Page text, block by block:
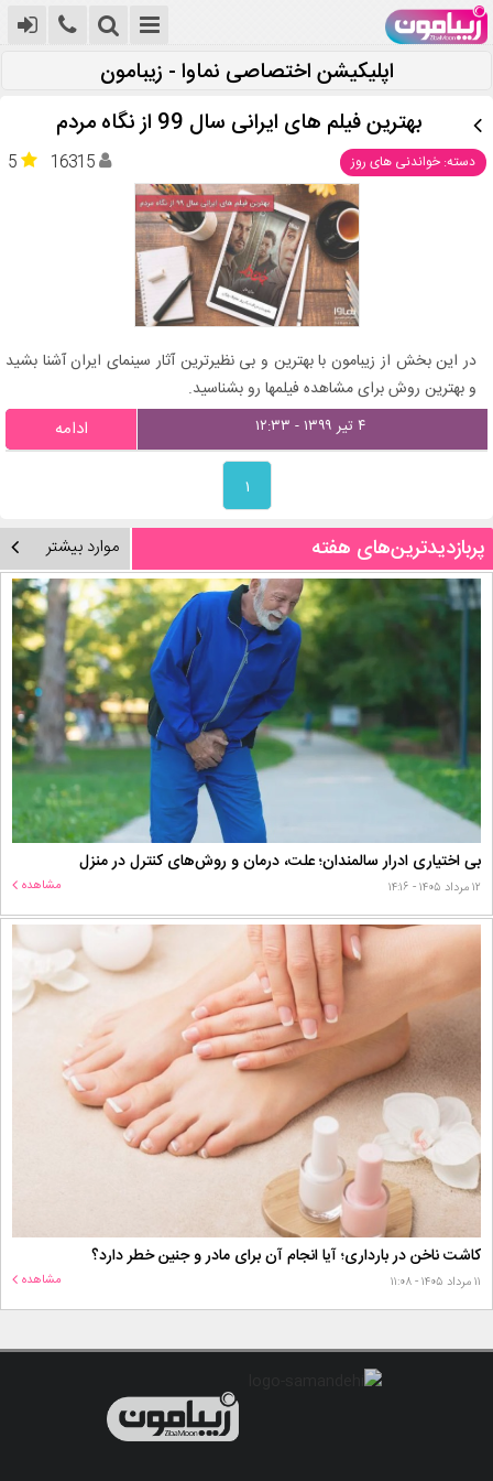
اپلیکیشن اختصاصی نماوا - زیبامون
بهترین فیلم های ایرانی سال 99 از نگاه مردم
دسته: خواندنی های روز 5 16315
در این بخش از زیبامون با بهترین و بی نظیرترین آثار سینمای ایران آشنا بشید
و بهترین روش برای مشاهده فیلمها رو بشناسید.
۴ تیر ۱۳۹۹ - ۱۲:۳۳ ادامه
۱
پربازدیدترین‌های هفته موارد بیشتر
بی اختیاری ادرار سالمندان؛ علت، درمان و روش‌های کنترل در منزل
۱۲ مرداد ۱۴۰۵ - ۱۴:۱۶ مشاهده
کاشت ناخن در بارداری؛ آیا انجام آن برای مادر و جنین خطر دارد؟
۱۱ مرداد ۱۴۰۵ - ۱۱:۰۸ مشاهده